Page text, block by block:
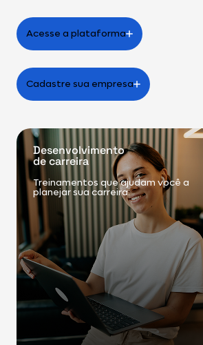
Acesse a plataforma
Cadastre sua empresa
Desenvolvimento
de carreira
Treinamentos que ajudam você a
planejar sua carreira.